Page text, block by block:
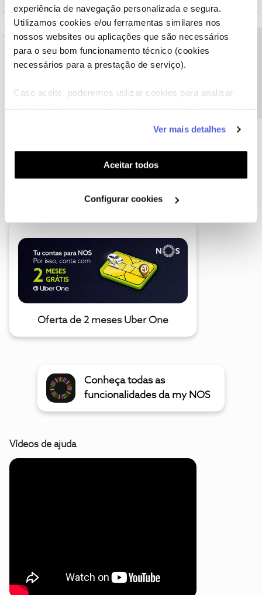
experiência de navegação personalizada e segura.
Utilizamos cookies e/ou ferramentas similares nos
nossos websites ou aplicações que são necessários
para o seu bom funcionamento técnico (cookies
necessários para a prestação de serviço).
Caso aceite, poderemos utilizar cookies para analisar
funcionalidades (cookies de personalização e
funcionalidade) e adaptar anúncios aos seus interesses
(cookies de publicidade personalizada). Pode gerir a
utilização dos cookies clicando em "Configurar
Ver mais detalhes
Aceitar todos
Configurar cookies
A poupança que COMBINA
Oferta de 2 meses Uber One
Conheça todas as
funcionalidades da my NOS
Vídeos de ajuda